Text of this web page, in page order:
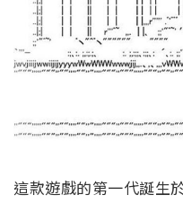
這款遊戲的第一代誕生